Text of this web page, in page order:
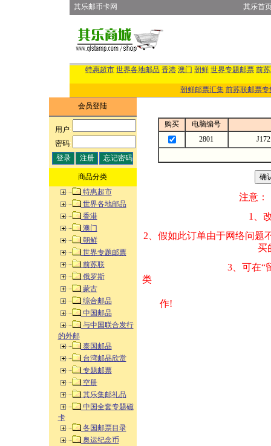
其乐邮币卡网 其乐首
特惠超市 世界各地邮品 香港 澳门 朝鲜 世界专题邮票 前
朝鲜邮票汇集 前苏联邮票专
会员登陆
用户:
密码:
商品分类
特惠超市
世界各地邮品
香港
澳门
朝鲜
世界专题邮票
前苏联
俄罗斯
蒙古
综合邮品
中国邮品
与中国联合发行
的外邮
泰国邮品
台湾邮品欣赏
专题邮票
空册
其乐集邮礼品
中国全套专题磁
卡
各国邮票目录
奥运纪念币
购买
电脑编号
2801
注意：
1、改变商品数量
2、假如此订单由
买的邮品的“
3、可在“
类 方式告之
作!